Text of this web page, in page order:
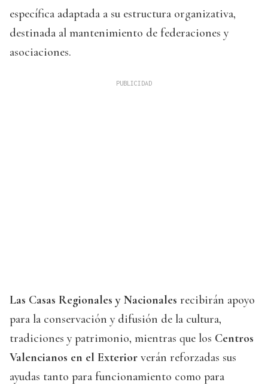
específica adaptada a su estructura organizativa,
destinada al mantenimiento de federaciones y
asociaciones.
Las Casas Regionales y Nacionales recibirán apoyo
para la conservación y difusión de la cultura,
tradiciones y patrimonio, mientras que los Centros
Valencianos en el Exterior verán reforzadas sus
ayudas tanto para funcionamiento como para